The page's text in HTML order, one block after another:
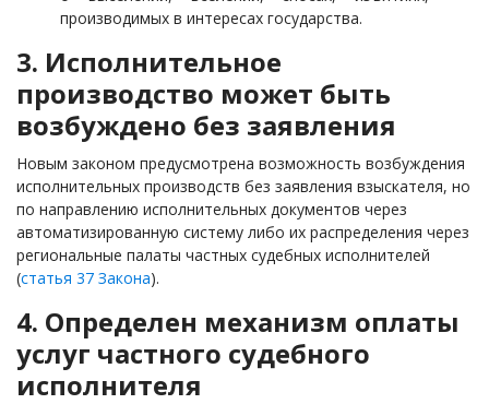
производимых в интересах государства.
3. Исполнительное
производство может быть
возбуждено без заявления
Новым законом предусмотрена возможность возбуждения
исполнительных производств без заявления взыскателя, но
по направлению исполнительных документов через
автоматизированную систему либо их распределения через
региональные палаты частных судебных исполнителей
(статья 37 Закона).
4. Определен механизм оплаты
услуг частного судебного
исполнителя